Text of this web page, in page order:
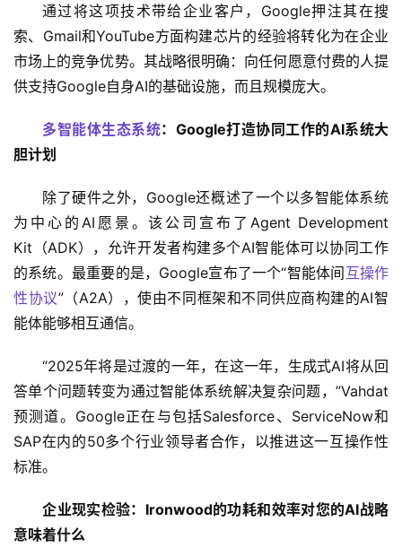
通过将这项技术带给企业客户，Google押注其在搜
索、Gmail和YouTube方面构建芯片的经验将转化为在企业
市场上的竞争优势。其战略很明确：向任何愿意付费的人提
供支持Google自身AI的基础设施，而且规模庞大。
多智能体生态系统：Google打造协同工作的AI系统大
胆计划
除了硬件之外，Google还概述了一个以多智能体系统
为中心的AI愿景。该公司宣布了Agent Development
Kit（ADK），允许开发者构建多个AI智能体可以协同工作
的系统。最重要的是，Google宣布了一个“智能体间 互操作
性协议”（A2A），使由不同框架和不同供应商构建的AI智
能体能够相互通信。
“2025年将是过渡的一年，在这一年，生成式AI将从回
答单个问题转变为通过智能体系统解决复杂问题，”Vahdat
预测道。Google正在与包括Salesforce、ServiceNow和
SAP在内的50多个行业领导者合作，以推进这一互操作性
标准。
企业现实检验：Ironwood的功耗和效率对您的AI战略
意味着什么